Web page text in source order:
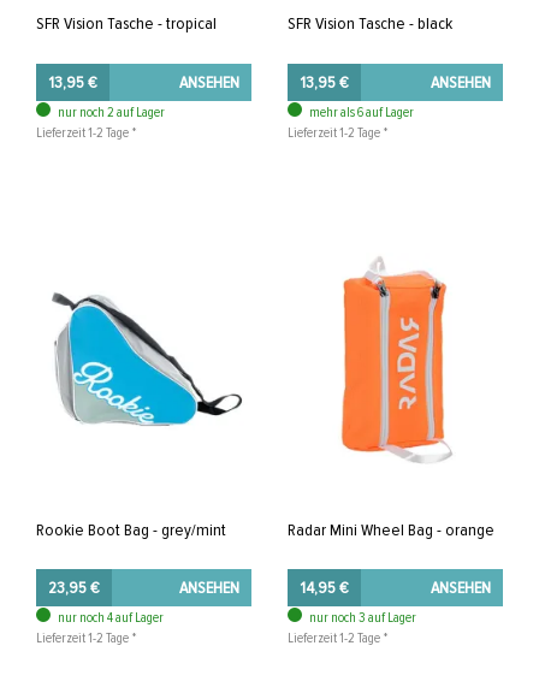
SFR Vision Tasche - tropical
13,95 € ANSEHEN
nur noch 2 auf Lager
Lieferzeit 1-2 Tage *
SFR Vision Tasche - black
13,95 € ANSEHEN
mehr als 6 auf Lager
Lieferzeit 1-2 Tage *
Rookie Boot Bag - grey/mint
23,95 € ANSEHEN
nur noch 4 auf Lager
Lieferzeit 1-2 Tage *
Radar Mini Wheel Bag - orange
14,95 € ANSEHEN
nur noch 3 auf Lager
Lieferzeit 1-2 Tage *